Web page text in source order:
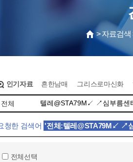
프로그램안
영상콘텐츠
영화상영
사진갤러리
> 자료검
인기자료 흔한남매 그리스로마신화
청한 검색어 '전체:텔레@STA79M↙ ↗
전체선택